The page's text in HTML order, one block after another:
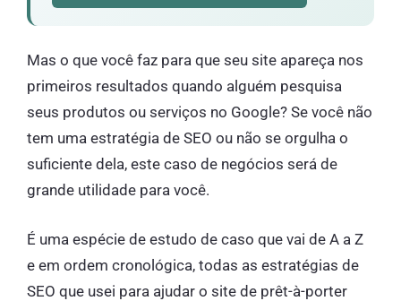
Mas o que você faz para que seu site apareça nos
primeiros resultados quando alguém pesquisa
seus produtos ou serviços no Google? Se você não
tem uma estratégia de SEO ou não se orgulha o
suficiente dela, este caso de negócios será de
grande utilidade para você.
É uma espécie de estudo de caso que vai de A a Z
e em ordem cronológica, todas as estratégias de
SEO que usei para ajudar o site de prêt-à-porter